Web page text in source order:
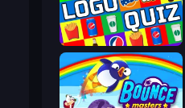
Logo Quiz: Game World Trivia